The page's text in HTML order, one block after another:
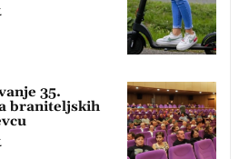
35.
braniteljskih